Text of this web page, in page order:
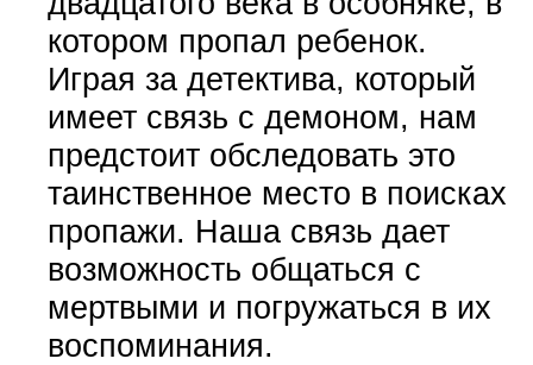
котором пропал ребенок.
Играя за детектива, который
имеет связь с демоном, нам
предстоит обследовать это
таинственное место в поисках
пропажи. Наша связь дает
возможность общаться с
мертвыми и погружаться в их
воспоминания.